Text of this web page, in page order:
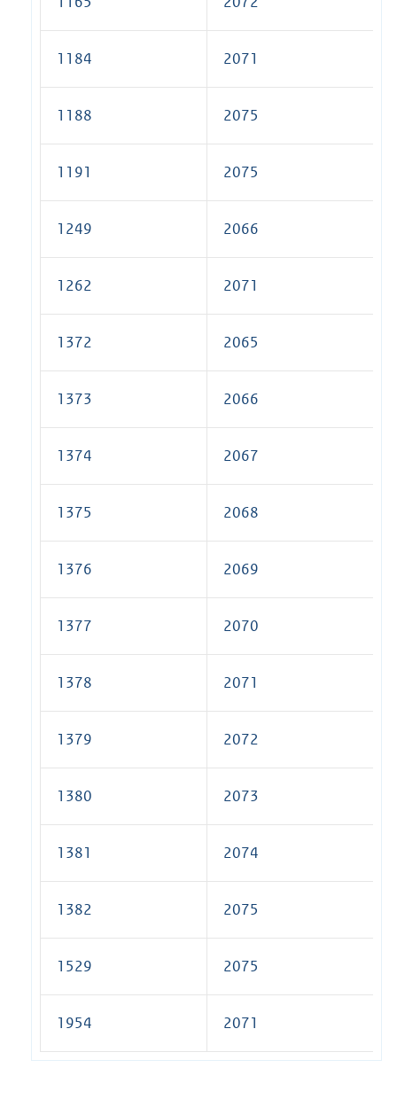
1184 2071
1188 2075
1191 2075
1249 2066
1262 2071
1372 2065
1373 2066
1374 2067
1375 2068
1376 2069
1377 2070
1378 2071
1379 2072
1380 2073
1381 2074
1382 2075
1529 2075
1954 2071